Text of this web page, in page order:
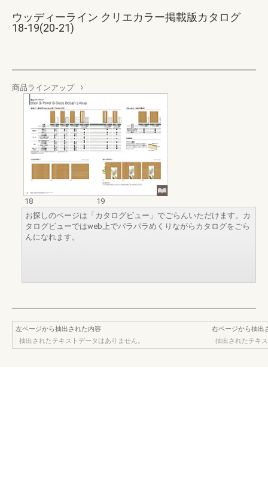
ウッディーライン クリエカラー掲載版カタログ
18-19(20-21)
商品ラインアップ
18
19
お探しのページは「カタログビュー」でごらんいただけます。カ
タログビューではweb上でパラパラめくりながらカタログをごら
んになれます。
左ページから抽出された内容
抽出されたテキストデータはありません。
右ページから抽出
抽出されたテキ